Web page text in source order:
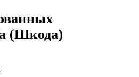
(Шкода)